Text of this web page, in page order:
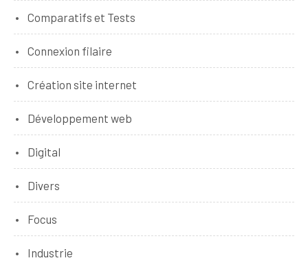
Comparatifs et Tests
Connexion filaire
Création site internet
Développement web
Digital
Divers
Focus
Industrie